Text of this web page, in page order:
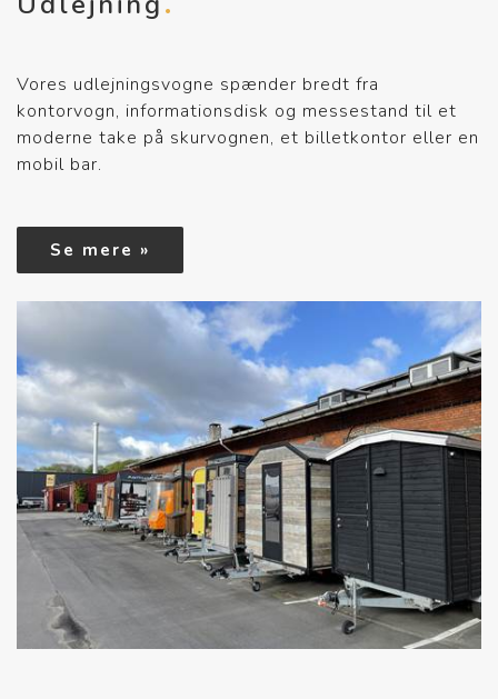
Vores udlejningsvogne spænder bredt fra
kontorvogn, informationsdisk og messestand til et
moderne take på skurvognen, et billetkontor eller en
mobil bar.
Se mere